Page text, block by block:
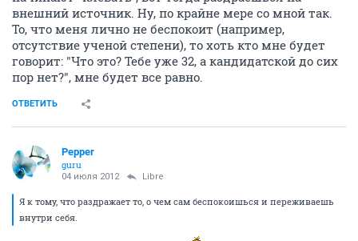
внешний источник. Ну, по крайне мере со мной так.
То, что меня лично не беспокоит (например,
отсутствие ученой степени), то хоть кто мне будет
говорит: "Что это? Тебе уже 32, а кандидатской до сих
пор нет?", мне будет все равно.
ОТВЕТИТЬ
Pepper
guru
04 июля 2012 Libre
Я к тому, что раздражает то, о чем сам беспокоишься и переживаешь
внутри себя.